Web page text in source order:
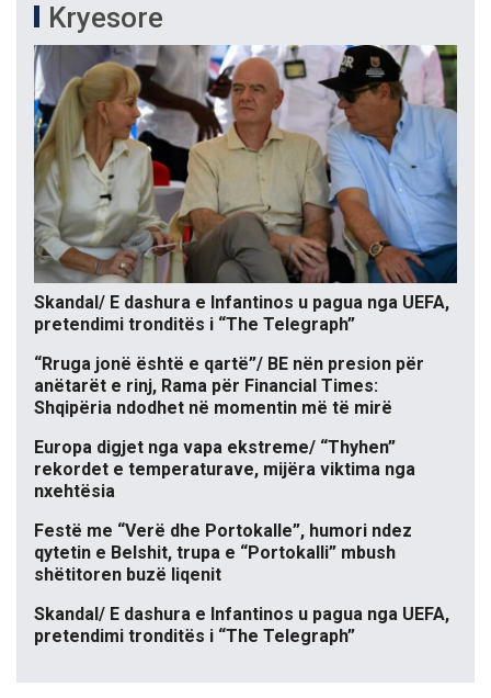
Kryesore
Skandal/ E dashura e Infantinos u pagua nga UEFA,
pretendimi tronditës i “The Telegraph”
“Rruga jonë është e qartë”/ BE nën presion për
anëtarët e rinj, Rama për Financial Times:
Shqipëria ndodhet në momentin më të mirë
Europa digjet nga vapa ekstreme/ “Thyhen”
rekordet e temperaturave, mijëra viktima nga
nxehtësia
Festë me “Verë dhe Portokalle”, humori ndez
qytetin e Belshit, trupa e “Portokalli” mbush
shëtitoren buzë liqenit
Skandal/ E dashura e Infantinos u pagua nga UEFA,
pretendimi tronditës i “The Telegraph”